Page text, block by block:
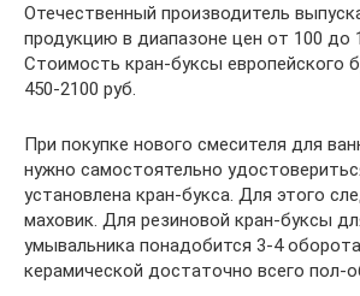
Отечественный производитель
продукцию в диапазоне цен от 100 до
Стоимость кран-буксы европейского
450-2100 руб.
При покупке нового смесителя для
нужно самостоятельно
установлена кран-букса. Для этого
маховик. Для резиновой кран-буксы
умывальника понадобится 3-4
керамической достаточно всего пол-